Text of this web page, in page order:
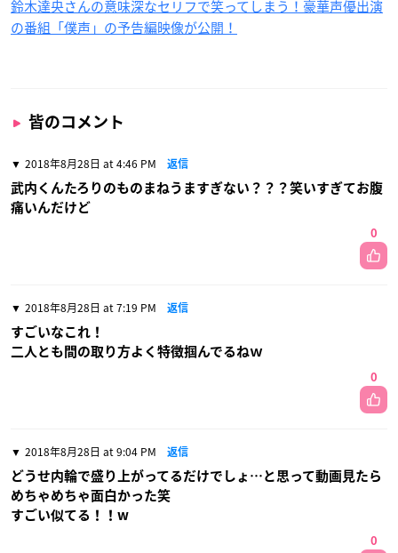
鈴木達央さんの意味深なセリフで笑ってしまう！豪華声優出演
の番組「僕声」の予告編映像が公開！
皆のコメント
2018年8月28日 at 4:46 PM 返信
武内くんたろりのものまねうますぎない？？？笑いすぎてお腹
痛いんだけど
0
2018年8月28日 at 7:19 PM 返信
すごいなこれ！
二人とも間の取り方よく特徴掴んでるねｗ
0
2018年8月28日 at 9:04 PM 返信
どうせ内輪で盛り上がってるだけでしょ…と思って動画見たら
めちゃめちゃ面白かった笑
すごい似てる！！w
0